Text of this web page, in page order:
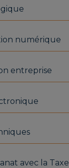
numérique
entreprise
avec la Taxe